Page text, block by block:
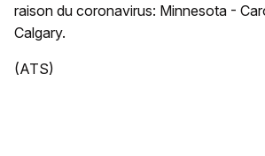
raison du coronavirus: Minnesota -
Calgary.
(ATS)